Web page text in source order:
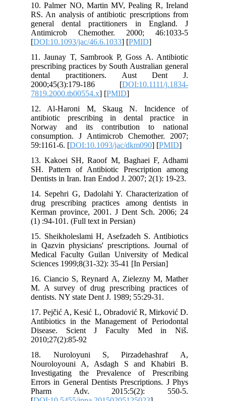
10. Palmer NO, Martin MV, Pealing R, Ireland
RS. An analysis of antibiotic prescriptions from
general dental practitioners in England. J
Antimicrob Chemother. 2000; 46:1033-5
[DOI:10.1093/jac/46.6.1033] [PMID
11. Jaunay T, Sambrook P, Goss A. Antibiotic
prescribing practices by South Australian general
dental practitioners. Aust Dent J.
2000;45(3):179-186 [DOI:10.1111/j.1834-
7819.2000.tb00554.x] [PMID
12. Al-Haroni M, Skaug N. Incidence of
antibiotic prescribing in dental practice in
Norway and its contribution to national
consumption. J Antimicrob Chemother. 2007;
59:1161-6. [DOI:10.1093/jac/dkm090] [PMID
13. Kakoei SH, Raoof M, Baghaei F, Adhami
SH. Pattern of Antibiotic Prescription among
Dentists in Iran. Iran Endod J. 2007; 2(1): 19-23.
14. Sepehri G, Dadolahi Y. Characterization of
drug prescribing practices among dentists in
Kerman province, 2001. J Dent Sch. 2006; 24
(1) :94-101. (Full text in Persian)
15. Sheikholeslami H, Asefzadeh S. Antibiotics
in Qazvin physicians' prescriptions. Journal of
Medical Faculty Guilan University of Medical
Sciences 1999;8(31-32): 35-41 [In Persian]
16. Ciancio S, Reynard A, Zielezny M, Mather
M. A survey of drug prescribing practices of
dentists. NY state Dent J. 1989; 55:29-31.
17. Pejčić A, Kesić L, Obradović R, Mirković D.
Antibiotics in the Management of Periodontal
Disease. Scient J Faculty Med in Niš.
2010;27(2):85-92
18. Nuroloyuni S, Pirzadehashraf A,
Nouroloyouni A, Asdagh S and Khabiri B.
Investigating the Prevalence of Prescribing
Errors in General Dentists Prescriptions. J Phys
Pharm Adv. 2015:5(2): 550-5.